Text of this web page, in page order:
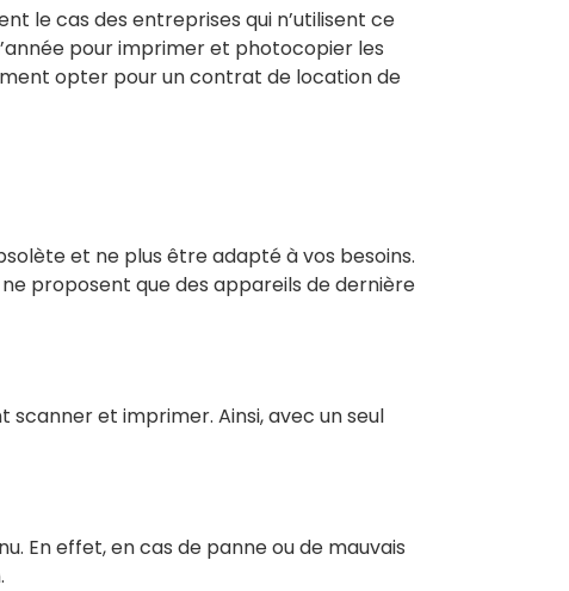
le cas des entreprises qui n’utilisent ce
pour imprimer et photocopier les
opter pour un contrat de location de
et ne plus être adapté à vos besoins.
proposent que des appareils de dernière
et imprimer. Ainsi, avec un seul
En effet, en cas de panne ou de mauvais